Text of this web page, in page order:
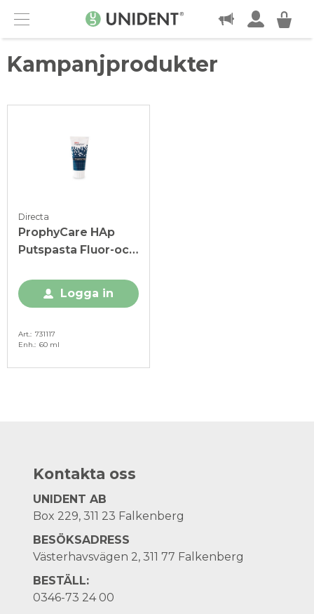
Menu
KONTAKT
Kampanjprodukter
Directa
ProphyCare HAp
Putspasta Fluor-och
Logga in
Art. 731117
Enh. 60 ml
Kontakta oss
UNIDENT AB
Box 229, 311 23 Falkenberg
BESÖKSADRESS
Västerhavsvägen 2, 311 77 Falkenberg
BESTÄLL:
0346-73 24 00